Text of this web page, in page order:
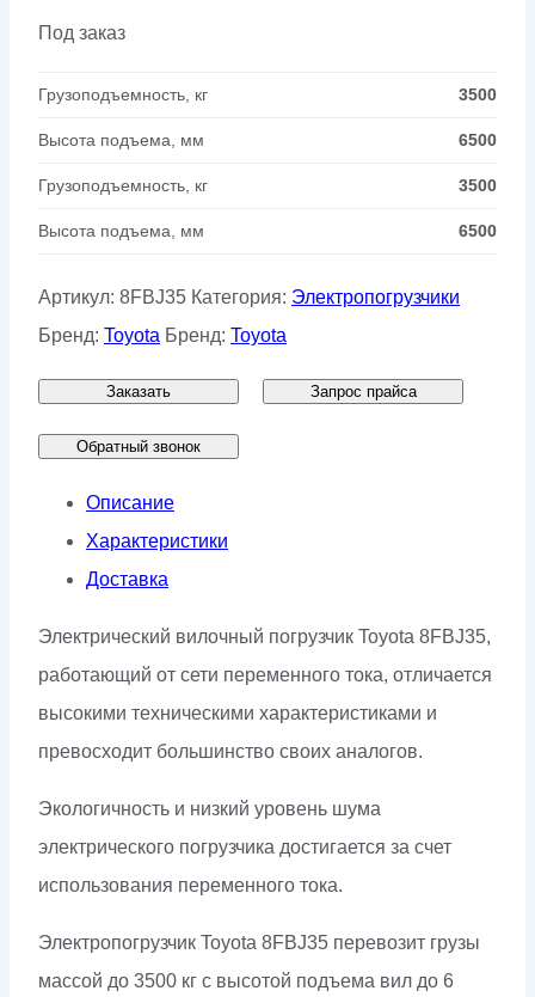
Под заказ
Грузоподъемность, кг 3500
Высота подъема, мм 6500
Грузоподъемность, кг 3500
Высота подъема, мм 6500
Артикул: 8FBJ35 Категория: Электропогрузчики
Бренд: Toyota Бренд: Toyota
Заказать Запрос прайса
Обратный звонок
Описание
Характеристики
Доставка
Электрический вилочный погрузчик Toyota 8FBJ35,
работающий от сети переменного тока, отличается
высокими техническими характеристиками и
превосходит большинство своих аналогов.
Экологичность и низкий уровень шума
электрического погрузчика достигается за счет
использования переменного тока.
Электропогрузчик Toyota 8FBJ35 перевозит грузы
массой до 3500 кг с высотой подъема вил до 6